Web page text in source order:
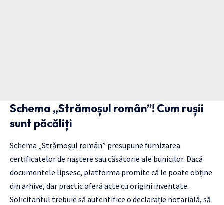
Schema „Strămoșul român”! Cum rușii
sunt păcăliți
Schema „Strămoșul român” presupune furnizarea
certificatelor de naștere sau căsătorie ale bunicilor. Dacă
documentele lipsesc, platforma promite că le poate obține
din arhive, dar practic oferă acte cu origini inventate.
Solicitantul trebuie să autentifice o declarație notarială, să